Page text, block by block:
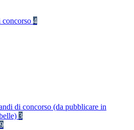
4
di concorso (da pubblicare in
3